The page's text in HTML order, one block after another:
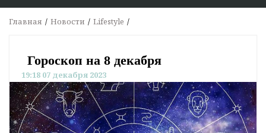
Главная Новости Lifestyle
Гороскоп на 8 декабря
19:18 07 декабря 2023